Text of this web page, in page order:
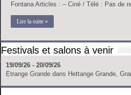
Fontana Articles : – Ciné / Télé : Pas de
Lire la suite »
Festivals et salons à venir
19/09/26 - 20/09/26
Etrange Grande dans Hettange Grande,